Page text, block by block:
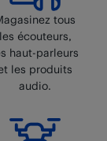
tous
les écouteurs,
haut-parleurs
les produits
audio.